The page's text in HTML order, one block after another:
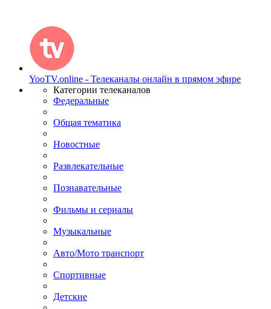
YooTV.online - Телеканалы онлайн в прямом эфире
Категории телеканалов
Федеральные
Общая тематика
Новостные
Развлекательные
Познавательные
Фильмы и сериалы
Музыкальные
Авто/Мото транспорт
Спортивные
Детские